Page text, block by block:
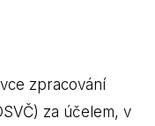
zpracování
za účelem, v